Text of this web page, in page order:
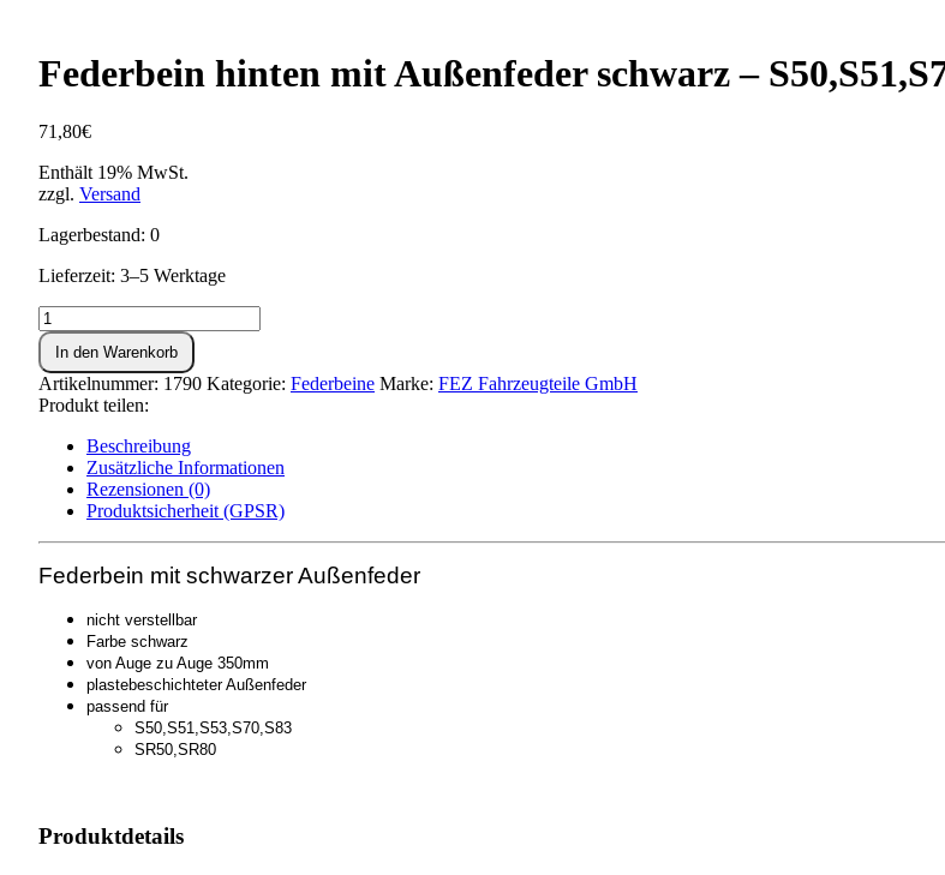
Federbein hinten mit Außenfeder schwarz –
71,80€
Enthält 19% MwSt.
zzgl. Versand
Lagerbestand: 0
Lieferzeit: 3–5 Werktage
Federbein
hinten
mit
Außenfeder
schwarz
S50,S51,S70,SR50
Menge
In den Warenkorb
Artikelnummer: 1790 Kategorie: Federbeine Marke: FEZ Fahrzeugteile GmbH
Produkt teilen:
Beschreibung
Zusätzliche Informationen
Rezensionen (0)
Produktsicherheit (GPSR)
Federbein mit schwarzer Außenfeder
nicht verstellbar
Farbe schwarz
von Auge zu Auge 350mm
plastebeschichteter Außenfeder
passend für
S50,S51,S53,S70,S83
SR50,SR80
Produktdetails